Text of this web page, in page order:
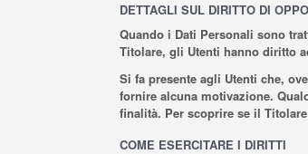
DETTAGLI SUL DIRITTO DI
Quando i Dati Personali sono
Titolare, gli Utenti hanno diritto
Si fa presente agli Utenti che,
fornire alcuna motivazione.
finalità. Per scoprire se il
COME ESERCITARE I DIRITTI